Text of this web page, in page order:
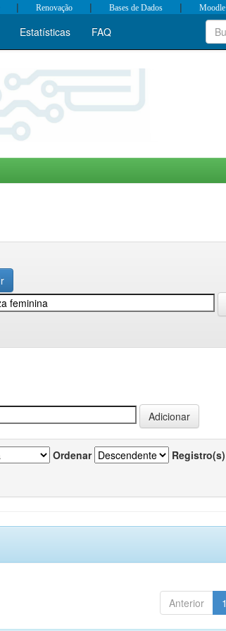
| Renovação | Bases de Dados | Moodle
Estatísticas FAQ
Ordenar Registro(s)
Anterior 1